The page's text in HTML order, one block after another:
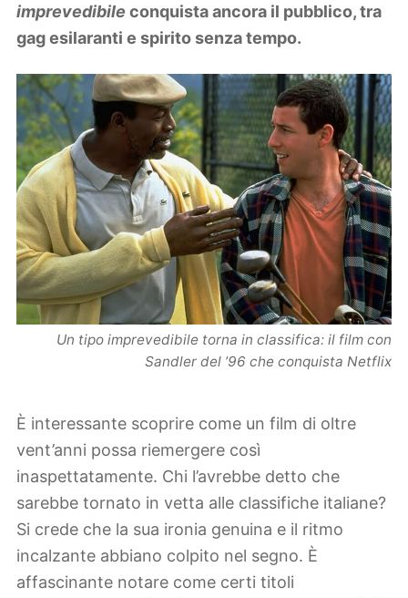
imprevedibile conquista ancora il pubblico, tra
gag esilaranti e spirito senza tempo.
Un tipo imprevedibile torna in classifica: il film con
Sandler del ’96 che conquista Netflix
È interessante scoprire come un film di oltre
vent’anni possa riemergere così
inaspettatamente. Chi l’avrebbe detto che
sarebbe tornato in vetta alle classifiche italiane?
Si crede che la sua ironia genuina e il ritmo
incalzante abbiano colpito nel segno. È
affascinante notare come certi titoli